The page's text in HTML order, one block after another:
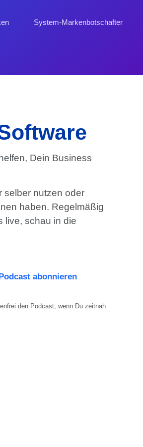
System-Markenbotschafter
Dein Business
selber nutzen oder
haben. Regelmäßig
live, schau in die
abonnieren
den Podcast, wenn Du zeitnah